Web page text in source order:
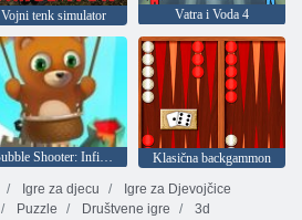
Vojni tenk simulator Vatra i Voda 4
Bubble Shooter: Infinity
Klasična backgammon
Igre za djecu
Igre za Djevojčice
Puzzle Društvene igre
3d